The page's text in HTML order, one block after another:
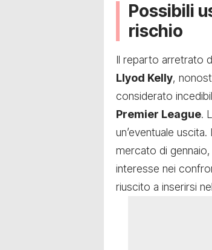
Possibili
rischio
Il reparto arretrato
Llyod Kelly,
considerato
Premier League.
un’eventuale
mercato di gennaio,
interesse nei
riuscito a inserirsi